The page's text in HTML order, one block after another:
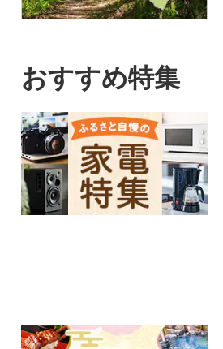
おすすめ特集